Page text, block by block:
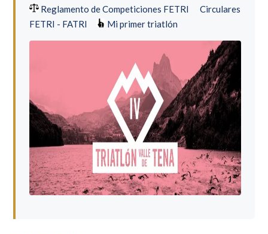
Reglamento de Competiciones FETRI
Circulares
FETRI - FATRI
Mi primer triatlón